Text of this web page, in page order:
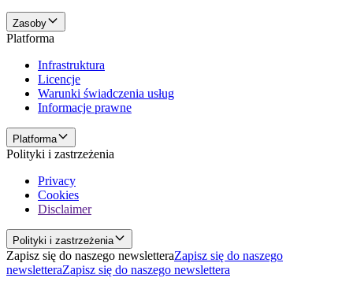
Zasoby
Platforma
Infrastruktura
Licencje
Warunki świadczenia usług
Informacje prawne
Platforma
Polityki i zastrzeżenia
Privacy
Cookies
Disclaimer
Polityki i zastrzeżenia
Zapisz się do naszego newsletteraZapisz się do naszego
newsletteraZapisz się do naszego newslettera